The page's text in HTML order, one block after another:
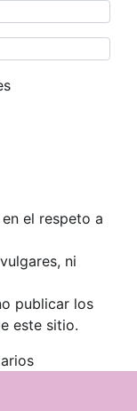
el respeto a
ni
publicar los
este sitio.